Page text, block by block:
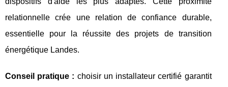
relationnelle crée une relation de confiance durable,
essentielle pour la réussite des projets de transition
énergétique Landes.
Conseil pratique : choisir un installateur certifié garantit